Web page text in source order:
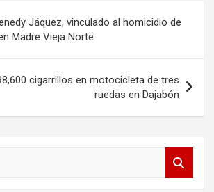
Jáquez, vinculado al homicidio de
Madre Vieja Norte
cigarrillos en motocicleta de tres
ruedas en Dajabón